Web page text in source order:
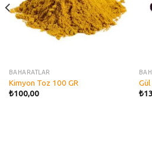
BAHARATLAR
Kimyon Toz 100 GR
₺100,00
₺